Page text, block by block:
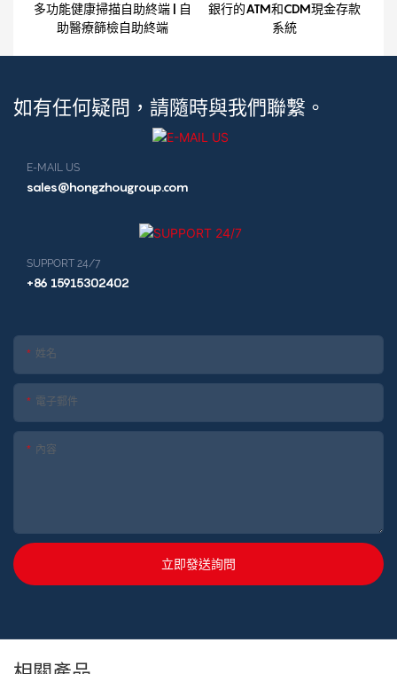
多功能健康掃描自助終端 | 自
助醫療篩檢自助終端
銀行的ATM和CDM現金存款
系統
如有任何疑問，請隨時與我們聯繫。
E-MAIL US
sales@hongzhougroup.com
SUPPORT 24/7
+86 15915302402
姓名
電子郵件
內容
立即發送詢問